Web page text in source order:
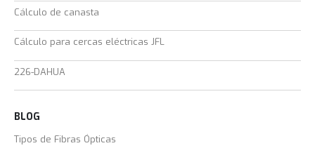
Cálculo de canasta
Cálculo para cercas eléctricas JFL
226-DAHUA
BLOG
Tipos de Fibras Ópticas